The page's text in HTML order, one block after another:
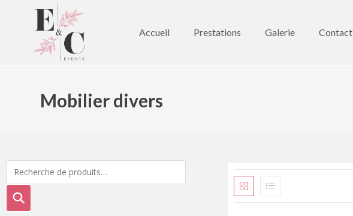
Accueil Prestations Galerie Contact
Mobilier divers